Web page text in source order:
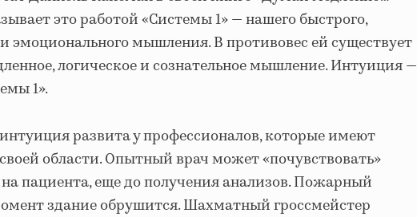
это работой «Системы 1» — нашего быстрого,
эмоционального мышления. В противовес ей существует
логическое и сознательное мышление. Интуиция —
1».
развита у профессионалов, которые имеют
области. Опытный врач может «почувствовать»
на пациента, еще до получения анализов. Пожарный
здание обрушится. Шахматный гроссмейстер